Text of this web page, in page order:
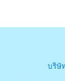
บริษั